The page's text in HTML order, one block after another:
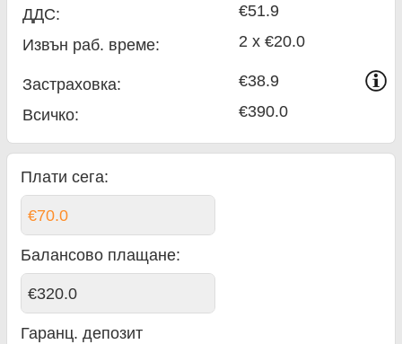
ДДС:
€51.9
Извън раб. време:
2 x €20.0
Застраховка:
€38.9
Всичко: €390.0
Плати сега:
€70.0
Балансово плащане:
€320.0
Гаранц. депозит